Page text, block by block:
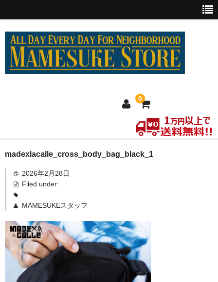
0
ホーム
MEXICO買い付け
新商品
全商品（ウェア）
Tシャツ
ロングTシャツ
madexlacalle_cross_body_bag_black_1
2026年2月28日
Filed under:
MAMESUKEスタッフ